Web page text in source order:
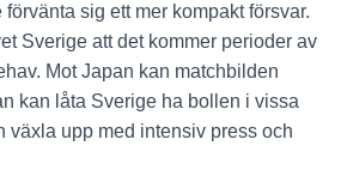
sig ett mer kompakt försvar.
Sverige att det kommer perioder av
Mot Japan kan matchbilden
kan låta Sverige ha bollen i vissa
växla upp med intensiv press och